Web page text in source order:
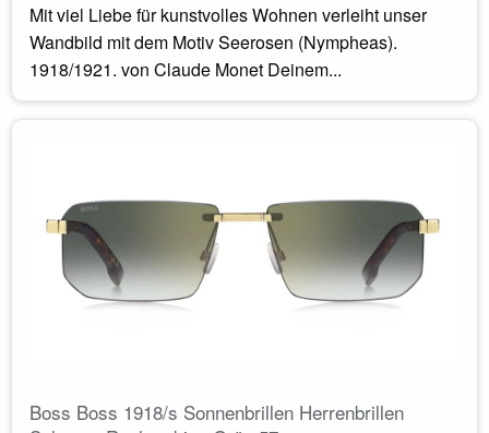
Mit viel Liebe für kunstvolles Wohnen verleiht unser
Wandbild mit dem Motiv Seerosen (Nympheas).
1918/1921. von Claude Monet Deinem...
Boss Boss 1918/s Sonnenbrillen Herrenbrillen